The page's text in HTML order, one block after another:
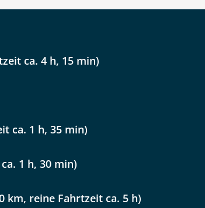
E-Mail senden
ca. 4 h, 15 min)
ca. 1 h, 35 min)
1 h, 30 min)
km, reine Fahrtzeit ca. 5 h)